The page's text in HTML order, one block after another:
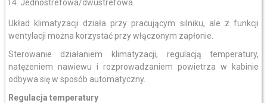
Jednostrefowa/dwustrefowa.
Układ klimatyzacji działa przy pracującym silniku, ale z funkcji
wentylacji można korzystać przy włączonym zapłonie.
Sterowanie działaniem klimatyzacji, regulacją temperatury,
natężeniem nawiewu i rozprowadzaniem powietrza w kabinie
odbywa się w sposób automatyczny.
Regulacja temperatury